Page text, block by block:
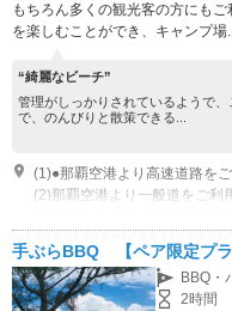
もちろん多くの観光客の方にも
を楽しむことができ、キャンプ場
“綺麗なビーチ”
管理がしっかりされているようで
で、のんびりと散策できる...
営業時間：8：00～17：00 営
手ぶらBBQ 【ペア限定プ
BBQ・
2時間